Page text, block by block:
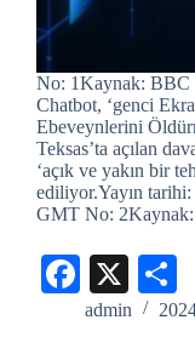
No: 1Kaynak: BBC
Chatbot, ‘genci
Ebeveynlerini
Teksas’ta açılan
‘açık ve yakın bir
ediliyor.Yayın
GMT No:
Fa
ce
X
admin